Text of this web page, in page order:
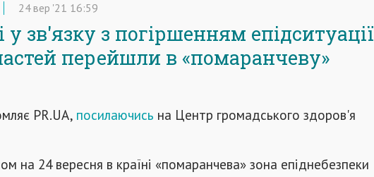
24вер '21 16:59
у зв'язку з погіршенням епідситуації
перейшли в «помаранчеву»
PR.UA, посилаючись на Центр громадського здоров'я
на 24 вересня в країні «помаранчева» зона епіднебезпеки